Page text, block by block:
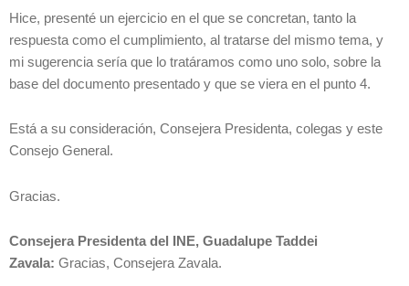
Hice, presenté un ejercicio en el que se concretan, tanto la
respuesta como el cumplimiento, al tratarse del mismo tema, y
mi sugerencia sería que lo tratáramos como uno solo, sobre la
base del documento presentado y que se viera en el punto 4.
Está a su consideración, Consejera Presidenta, colegas y este
Consejo General.
Gracias.
Consejera Presidenta del INE, Guadalupe Taddei
Zavala: Gracias, Consejera Zavala.